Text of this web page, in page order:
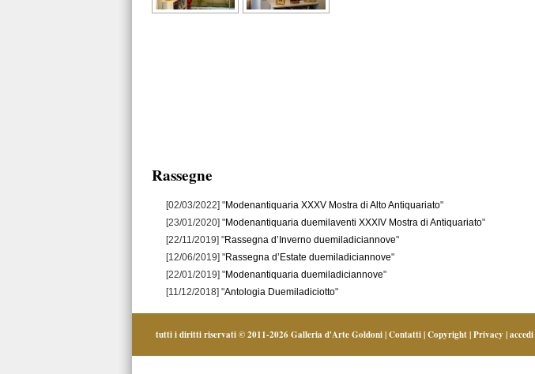
Rassegne
[02/03/2022] "Modenantiquaria XXXV Mostra di Alto Antiquariato"
[23/01/2020] "Modenantiquaria duemilaventi XXXIV Mostra di Antiquariato"
[22/11/2019] "Rassegna d’Inverno duemiladiciannove"
[12/06/2019] "Rassegna d’Estate duemiladiciannove"
[22/01/2019] "Modenantiquaria duemiladiciannove"
[11/12/2018] "Antologia Duemiladiciotto"
tutti i diritti riservati © 2011-2026Galleria d'Arte Goldoni|Contatti|Copyright|Privacy |accedi